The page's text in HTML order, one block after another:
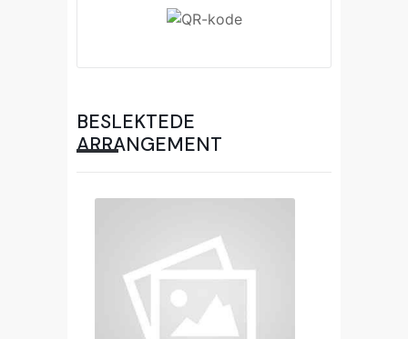
BESLEKTEDE
ARRANGEMENT